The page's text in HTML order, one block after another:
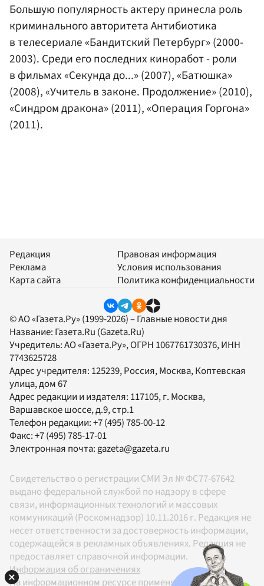
Большую популярность актеру принесла роль
криминального авторитета Антибиотика
в телесериале «Бандитский Петербург» (2000-
2003). Среди его последних киноработ - роли
в фильмах «Секунда до...» (2007), «Батюшка»
(2008), «Учитель в законе. Продолжение» (2010),
«Синдром дракона» (2011), «Операция Горгона»
(2011).
Редакция
Реклама
Карта сайта
Правовая информация
Условия использования
Политика конфиденциальности
© АО «Газета.Ру» (1999-2026) – Главные новости дня
Название: Газета.Ru (Gazeta.Ru)
Учредитель:АО «Газета.Ру», ОГРН 1067761730376, ИНН
7743625728
Адрес учредителя: 125239, Россия, Москва, Коптевская
улица, дом 67
Адрес редакции и издателя: 117105, г. Москва,
Варшавское шоссе, д.9, стр.1
Телефон редакции:+7 (495) 785-00-12
Факс:+7 (495) 785-17-01
Электронная почта:gazeta@gazeta.ru
Свидетельство о регистрации СМИ Эл № ФС77-67642
выдано федеральной службой по надзору в сфере
связи, информационных технологий и массовых
коммуникаций (Роскомнадзор) 10.11.2016 г. Редакция не
несет ответственности за достоверность информации,
содержащейся в рекламных объявлениях. Редакция не
предоставляет справочной информации.
Информация об ограничениях
На информационном ресурсе применяются